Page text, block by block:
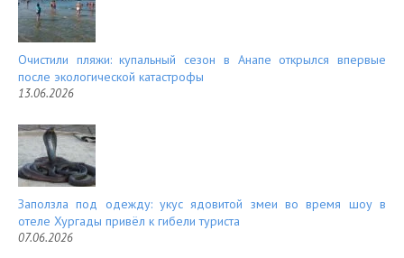
Очистили пляжи: купальный сезон в Анапе открылся впервые
после экологической катастрофы
13.06.2026
Заползла под одежду: укус ядовитой змеи во время шоу в
отеле Хургады привёл к гибели туриста
07.06.2026